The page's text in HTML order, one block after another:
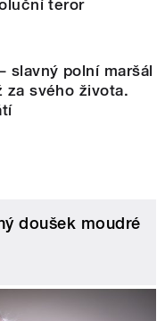
teror
slavný polní maršál
za svého života.
doušek moudré